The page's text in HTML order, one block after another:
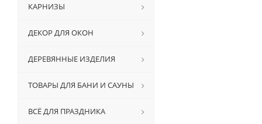
КАРНИЗЫ
ДЕКОР ДЛЯ ОКОН
ДЕРЕВЯННЫЕ ИЗДЕЛИЯ
ТОВАРЫ ДЛЯ БАНИ И САУНЫ
ВСЁ ДЛЯ ПРАЗДНИКА